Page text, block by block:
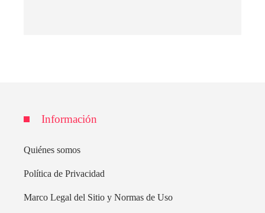
Información
Quiénes somos
Política de Privacidad
Marco Legal del Sitio y Normas de Uso